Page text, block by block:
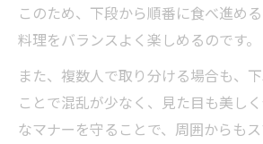
このため、下段から順番に食べ進め
料理をバランスよく楽しめるのです。
また、複数人で取り分ける場合も、
ことで混乱が少なく、見た目も美し
なマナーを守ることで、周囲からも